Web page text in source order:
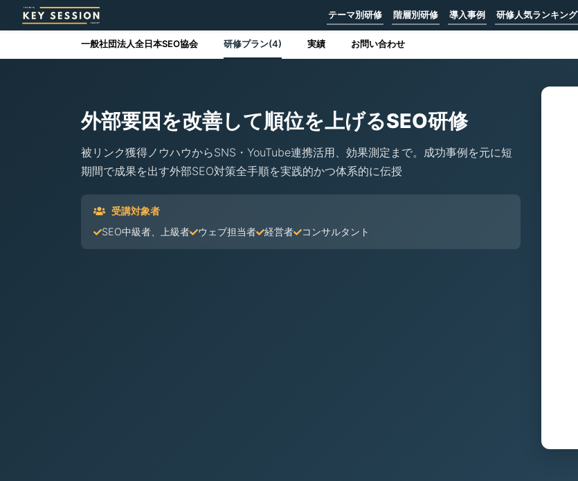
テーマ別研修 階層別研修 導入事例 研修人気ランキング
一般社団法人全日本SEO協会 研修プラン(4) 実績 お問い合わせ
外部要因を改善して順位を上げるSEO研修
被リンク獲得ノウハウからSNS・YouTube連携活用、効果測定まで。成功事例を元に短
期間で成果を出す外部SEO対策全手順を実践的かつ体系的に伝授
受講対象者
SEO中級者、上級者 ウェブ担当者 経営者 コンサルタント